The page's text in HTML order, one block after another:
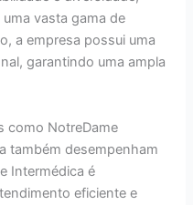
vasta gama de
a empresa possui uma
garantindo uma ampla
como NotreDame
também desempenham
Intermédica é
eficiente e